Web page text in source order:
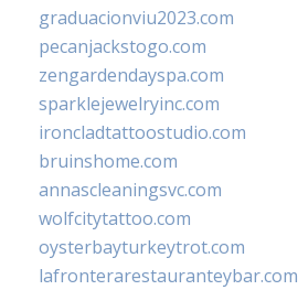
graduacionviu2023.com
pecanjackstogo.com
zengardendayspa.com
sparklejewelryinc.com
ironcladtattoostudio.com
bruinshome.com
annascleaningsvc.com
wolfcitytattoo.com
oysterbayturkeytrot.com
lafronterarestauranteybar.com